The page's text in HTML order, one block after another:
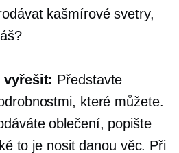
kašmírové svetry,
vyřešit: Představte
které můžete.
oblečení, popište
to je nosit danou věc. Při